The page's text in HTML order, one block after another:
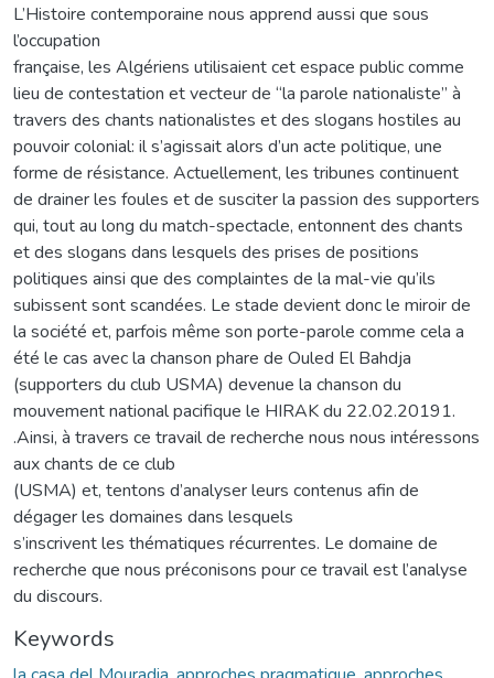
L’Histoire contemporaine nous apprend aussi que sous
l’occupation
française, les Algériens utilisaient cet espace public comme
lieu de contestation et vecteur de “la parole nationaliste” à
travers des chants nationalistes et des slogans hostiles au
pouvoir colonial: il s’agissait alors d’un acte politique, une
forme de résistance. Actuellement, les tribunes continuent
de drainer les foules et de susciter la passion des supporters
qui, tout au long du match-spectacle, entonnent des chants
et des slogans dans lesquels des prises de positions
politiques ainsi que des complaintes de la mal-vie qu’ils
subissent sont scandées. Le stade devient donc le miroir de
la société et, parfois même son porte-parole comme cela a
été le cas avec la chanson phare de Ouled El Bahdja
(supporters du club USMA) devenue la chanson du
mouvement national pacifique le HIRAK du 22.02.20191.
.Ainsi, à travers ce travail de recherche nous nous intéressons
aux chants de ce club
(USMA) et, tentons d’analyser leurs contenus afin de
dégager les domaines dans lesquels
s’inscrivent les thématiques récurrentes. Le domaine de
recherche que nous préconisons pour ce travail est l’analyse
du discours.
Keywords